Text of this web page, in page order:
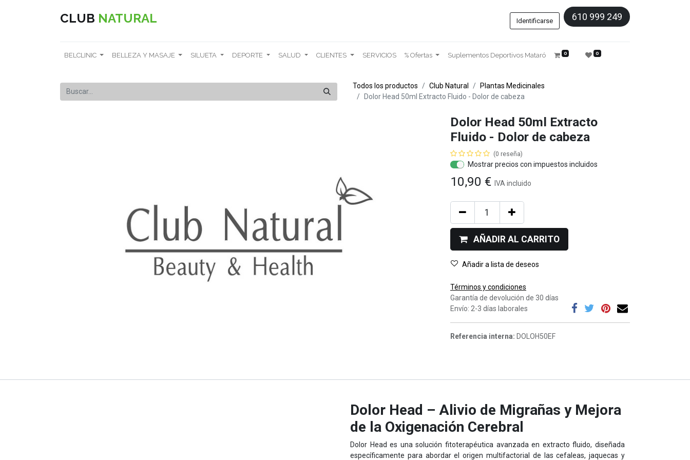
CLUB NATURAL Identificarse 610 999 249
BELCLINIC BELLEZA Y MASAJE SILUETA DEPORTE SALUD CLIENTES SERVICIOS % Ofertas Suplementos Deportivos Mataró 0 0
Todos los productos Club Natural
Plantas Medicinales
Dolor Head 50ml Extracto Fluido - Dolor de cabeza
Dolor Head 50ml Extracto
Fluido - Dolor de cabeza
(0 reseña)
Mostrar precios con impuestos incluidos
10,90 € IVA incluido
AÑADIR AL CARRITO
Añadir a lista de deseos
Términos y condiciones
Garantía de devolución de 30 días
Envío: 2-3 días laborales
Referencia interna: DOLOH50EF
Dolor Head – Alivio de Migrañas y Mejora
de la Oxigenación Cerebral
Dolor Head es una solución fitoterapéutica avanzada en extracto fluido, diseñada
específicamente para abordar el origen multifactorial de las cefaleas, jaquecas y